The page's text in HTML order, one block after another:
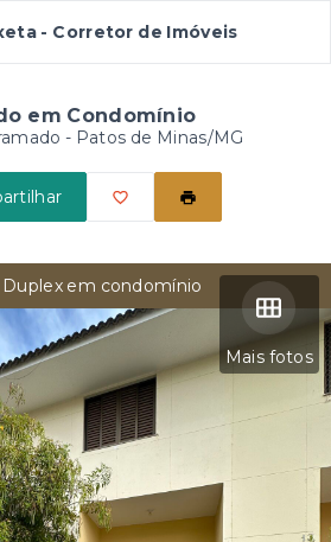
- Corretor de Imóveis
em Condomínio
- Patos de Minas/MG
Mais fotos
Duplex em condomínio